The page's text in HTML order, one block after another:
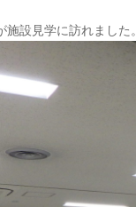
施設見学に訪れました